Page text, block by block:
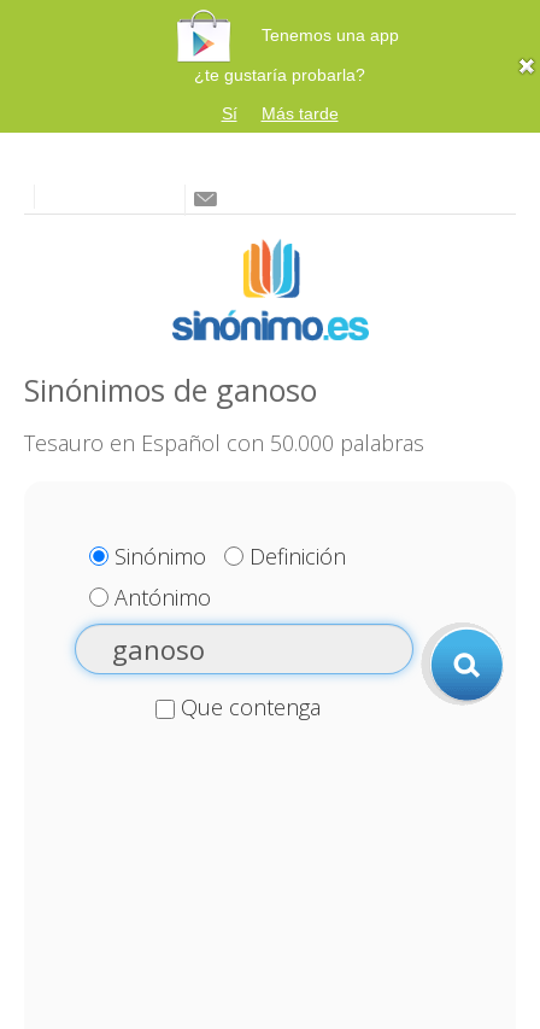
Tenemos una app
¿te gustaría probarla?
Sí
Más tarde
Sinónimos de ganoso
Tesauro en Español con 50.000 palabras
Sinónimo
Definición
Antónimo
Que contenga